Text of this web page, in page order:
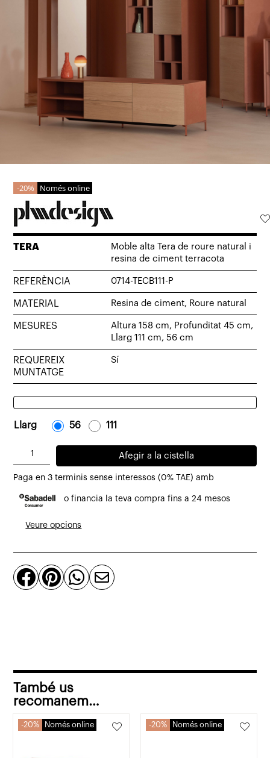
20% Només online
TERA
Moble alta Tera de roure natural i
resina de ciment terracota
REFERÈNCIA 0714-TECB111-P
MATERIAL Resina de ciment, Roure natural
MESURES
Altura 158 cm, Profunditat 45 cm,
Llarg 111 cm, 56 cm
REQUEREIX
MUNTATGE
Sí
Llarg -56 -111
quantitat
Moble
alta
roure
natural
i
Afegir a la cistella
Paga en 3 terminis sense interessos (0% TAE) amb
o financia la teva compra fins a 24 mesos
Veure opcions
   
També us
recomanem…
20% Només online 20% Només online